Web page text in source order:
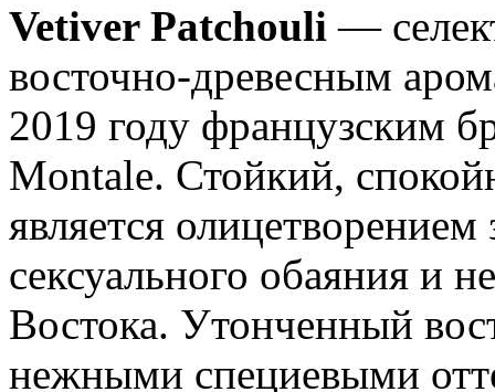
Vetiver Patchouli —
восточно-древесным
2019 году французским
Montale. Стойкий,
является
сексуального обаяния и
Востока. Утонченный
нежными специевыми